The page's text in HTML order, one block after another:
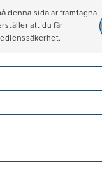
denna sida är framtagna
att du får